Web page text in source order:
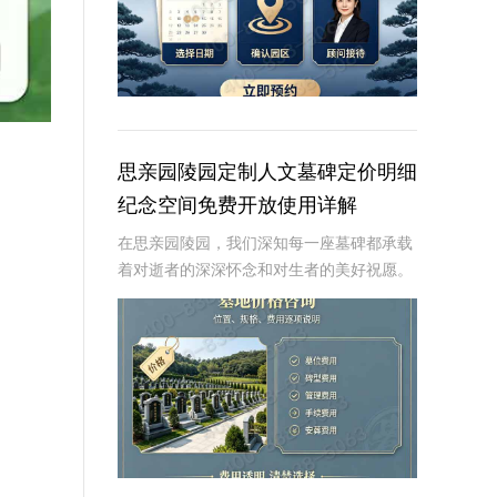
思亲园陵园定制人文墓碑定价明细
纪念空间免费开放使用详解
在思亲园陵园，我们深知每一座墓碑都承载
着对逝者的深深怀念和对生者的美好祝愿。
因此，我们精心定制的人文墓碑不仅是对逝
者的永恒纪念，更是生者情感的寄托。本文
将详细介绍思亲园陵园定制人文墓碑的定价
明细以及纪